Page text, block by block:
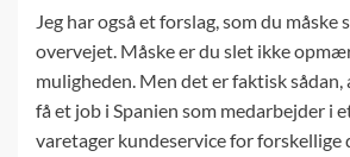
Jeg har også et forslag, som du måske
overvejet. Måske er du slet ikke
muligheden. Men det er faktisk
få et job i Spanien som medarbejder i
varetager kundeservice for forskellige